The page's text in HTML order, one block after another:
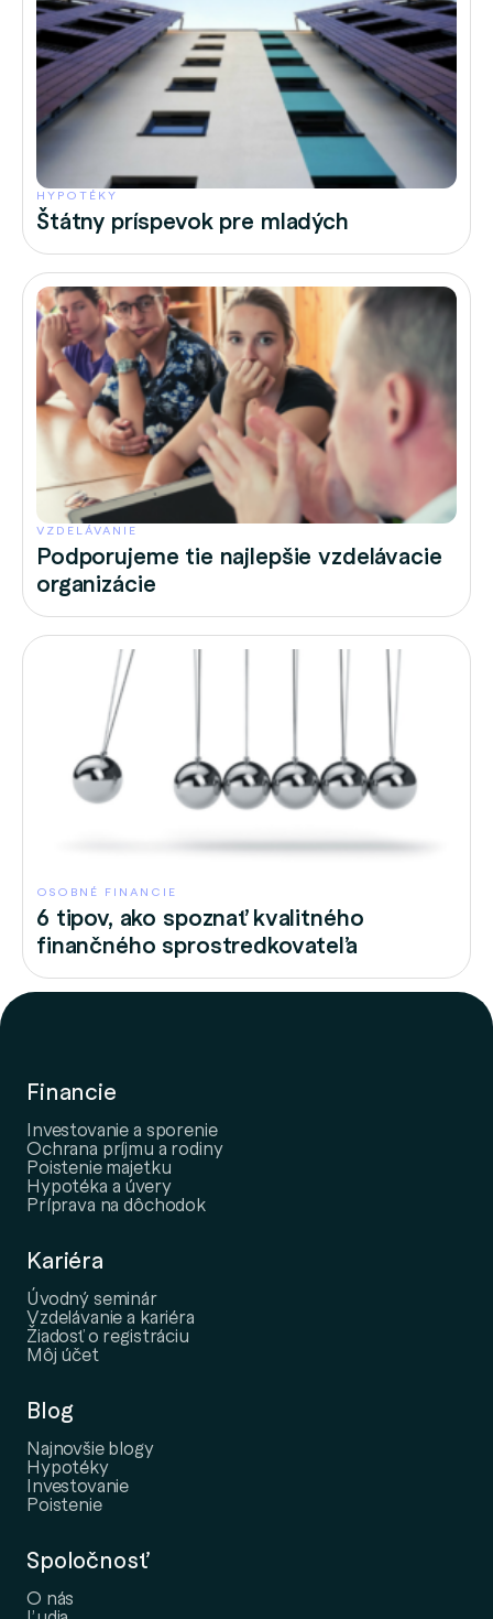
HYPOTÉKY
Štátny príspevok pre mladých
VZDELÁVANIE
Podporujeme tie najlepšie vzdelávacie
organizácie
OSOBNÉ FINANCIE
6 tipov, ako spoznať kvalitného
finančného sprostredkovateľa
Financie
Investovanie a sporenie
Ochrana príjmu a rodiny
Poistenie majetku
Hypotéka a úvery
Príprava na dôchodok
Kariéra
Úvodný seminár
Vzdelávanie a kariéra
Žiadosť o registráciu
Môj účet
Blog
Najnovšie blogy
Hypotéky
Investovanie
Poistenie
Spoločnosť
O nás